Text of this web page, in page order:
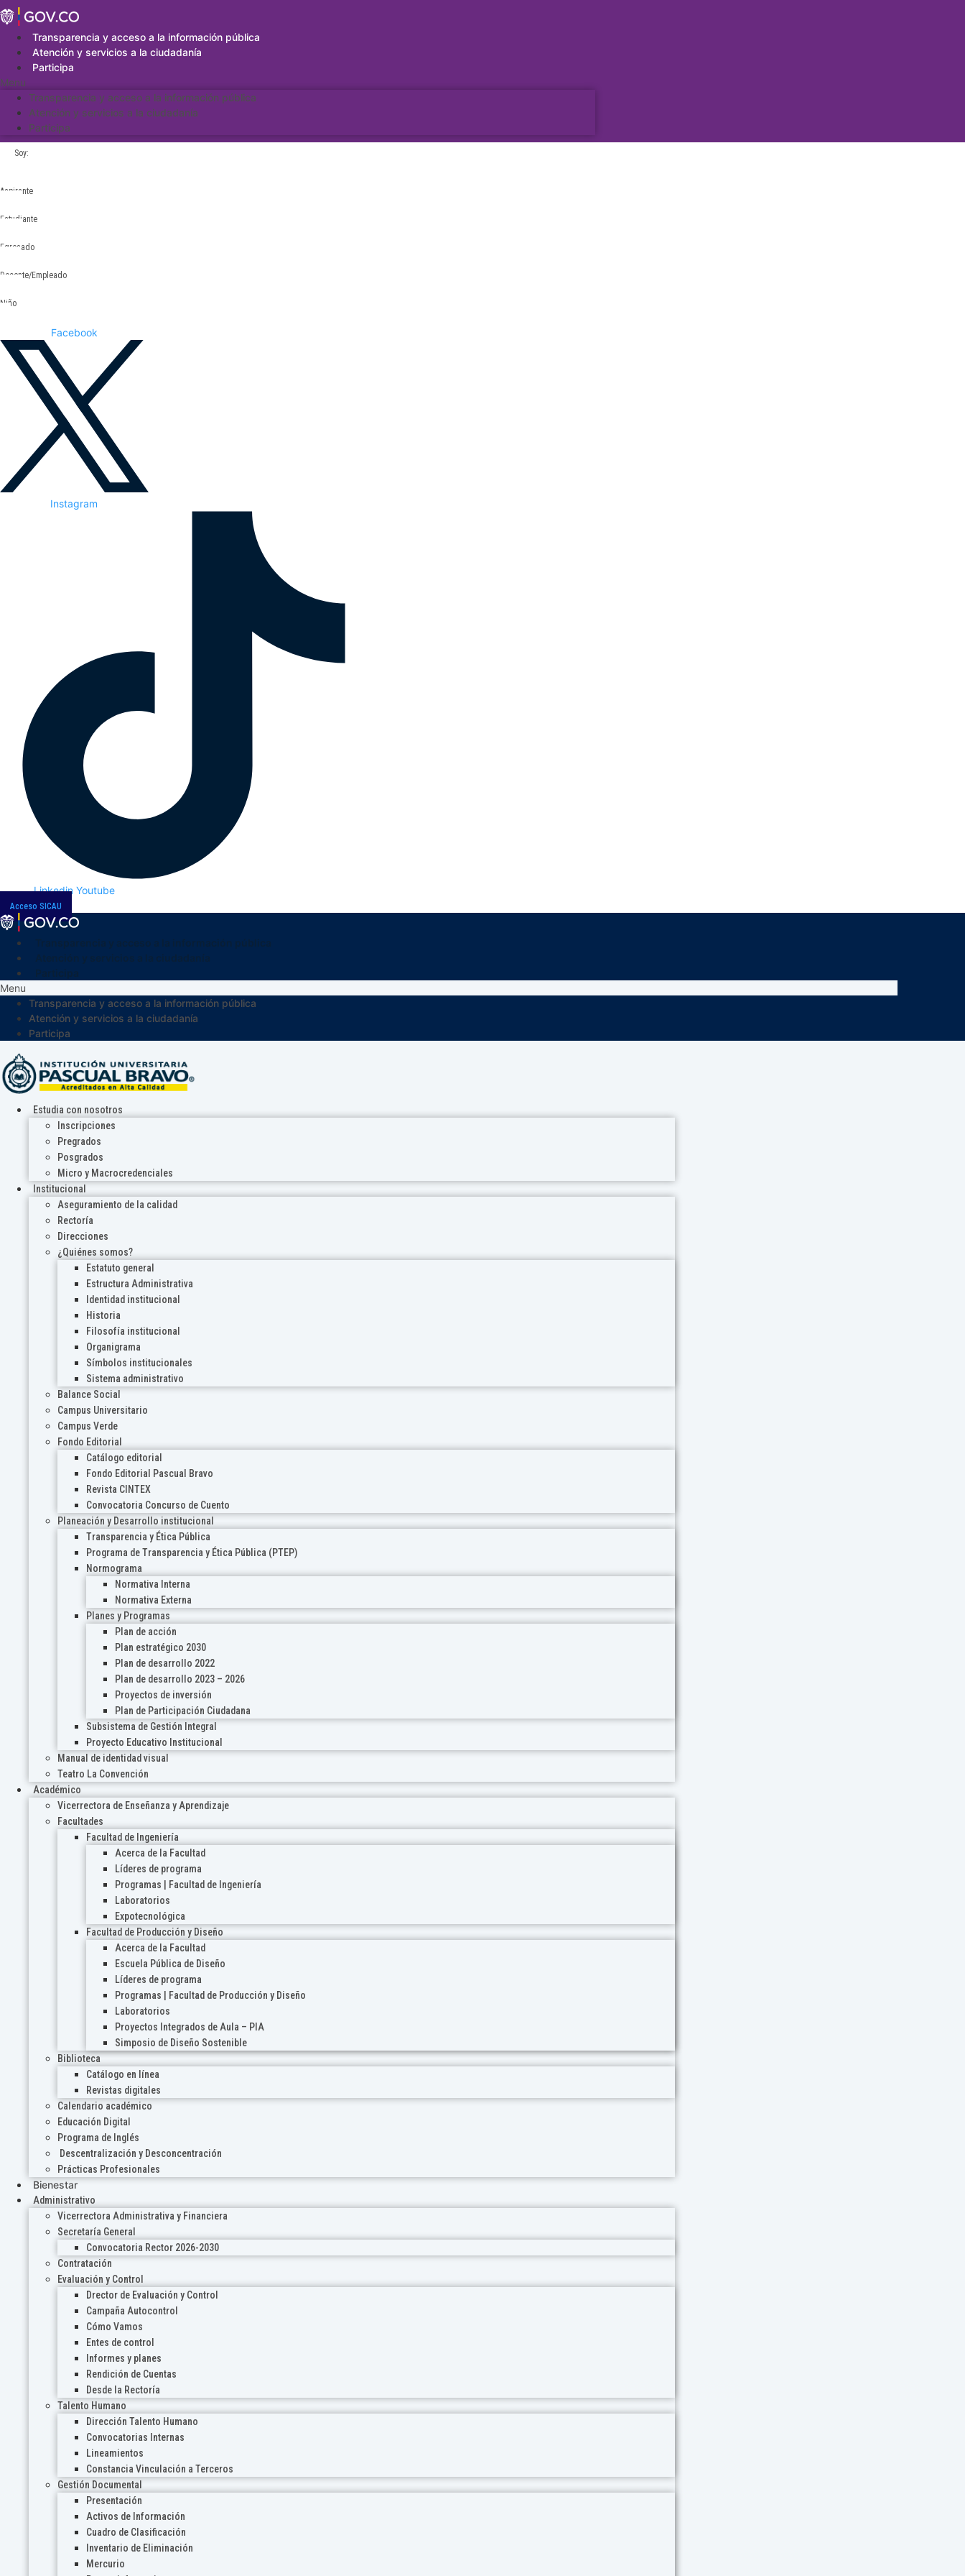
Saltar
al
contenidoTransparencia y acceso a la información pública
Atención y servicios a la ciudadanía
Participa
Menu
Transparencia y acceso a la información pública
Atención y servicios a la ciudadanía
Participa
Soy:
Aspirante
Estudiante
Egresado
Docente/Empleado
Niño
Facebook
Instagram
Linkedin Youtube
Acceso SICAU
Menu
Transparencia y acceso a la información pública
Atención y servicios a la ciudadanía
Participa
Estudia con nosotros
Inscripciones
Pregrados
Posgrados
Micro y Macrocredenciales
Institucional
Aseguramiento de la calidad
Rectoría
Direcciones
¿Quiénes somos?
Estatuto general
Estructura Administrativa
Identidad institucional
Historia
Filosofía institucional
Organigrama
Símbolos institucionales
Sistema administrativo
Balance Social
Campus Universitario
Campus Verde
Fondo Editorial
Catálogo editorial
Fondo Editorial Pascual Bravo
Revista CINTEX
Convocatoria Concurso de Cuento
Planeación y Desarrollo institucional
Transparencia y Ética Pública
Programa de Transparencia y Ética Pública (PTEP)
Normograma
Normativa Interna
Normativa Externa
Planes y Programas
Plan de acción
Plan estratégico 2030
Plan de desarrollo 2022
Plan de desarrollo 2023 – 2026
Proyectos de inversión
Plan de Participación Ciudadana
Subsistema de Gestión Integral
Proyecto Educativo Institucional
Manual de identidad visual
Teatro La Convención
Académico
Vicerrectora de Enseñanza y Aprendizaje
Facultades
Facultad de Ingeniería
Acerca de la Facultad
Líderes de programa
Programas | Facultad de Ingeniería
Laboratorios
Expotecnológica
Facultad de Producción y Diseño
Acerca de la Facultad
Escuela Pública de Diseño
Líderes de programa
Programas | Facultad de Producción y Diseño
Laboratorios
Proyectos Integrados de Aula – PIA
Simposio de Diseño Sostenible
Biblioteca
Catálogo en línea
Revistas digitales
Calendario académico
Educación Digital
Programa de Inglés
Descentralización y Desconcentración
Prácticas Profesionales
Bienestar
Administrativo
Vicerrectora Administrativa y Financiera
Secretaría General
Convocatoria Rector 2026-2030
Contratación
Evaluación y Control
Drector de Evaluación y Control
Campaña Autocontrol
Cómo Vamos
Entes de control
Informes y planes
Rendición de Cuentas
Desde la Rectoría
Talento Humano
Dirección Talento Humano
Convocatorias Internas
Lineamientos
Constancia Vinculación a Terceros
Gestión Documental
Presentación
Activos de Información
Cuadro de Clasificación
Inventario de Eliminación
Mercurio